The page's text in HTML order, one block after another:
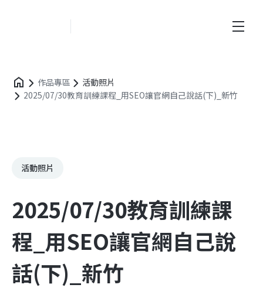
作品專區
活動照片
2025/07/30教育訓練課程_用SEO讓官網自己說話(下)_新竹
活動照片
2025/07/30教育訓練課
程_用SEO讓官網自己說
話(下)_新竹